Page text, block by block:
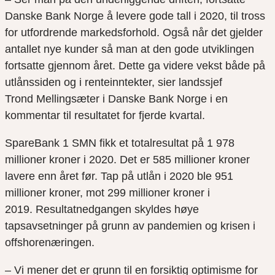
Danske Bank Norge å levere gode tall i 2020, til tross
for utfordrende markedsforhold. Også når det gjelder
antallet nye kunder så man at den gode utviklingen
fortsatte gjennom året. Dette ga videre vekst både på
utlånssiden og i renteinntekter, sier landssjef
Trond Mellingsæter i Danske Bank Norge i en
kommentar til resultatet for fjerde kvartal.
SpareBank 1 SMN fikk et totalresultat på 1 978
millioner kroner i 2020. Det er 585 millioner kroner
lavere enn året før. Tap på utlån i 2020 ble 951
millioner kroner, mot 299 millioner kroner i
2019. Resultatnedgangen skyldes høye
tapsavsetninger på grunn av pandemien og krisen i
offshorenæringen.
– Vi mener det er grunn til en forsiktig optimisme for